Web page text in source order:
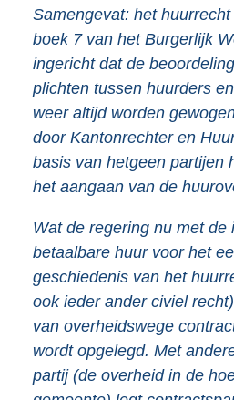
Samengevat: het
boek 7 van het Burgerlijk
ingericht dat de
plichten tussen huurders
weer altijd worden
door Kantonrechter en
basis van hetgeen partijen
het aangaan van de
Wat de regering nu met de
betaalbare huur voor het
geschiedenis van het
ook ieder ander civiel
van overheidswege
wordt opgelegd. Met
partij (de overheid in de